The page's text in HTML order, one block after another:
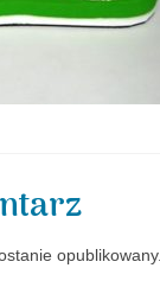
opublikowany.